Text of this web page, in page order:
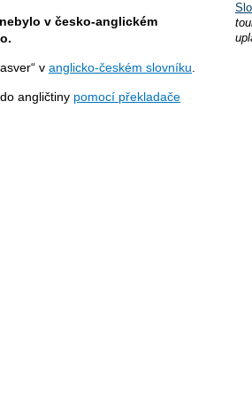
v česko-anglickém
v anglicko-českém slovníku
angličtiny pomocí překladače